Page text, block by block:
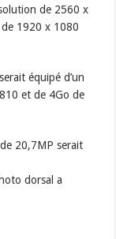
de 2560 x
1920 x 1080
équipé d’un
et de 4Go de
20,7MP serait
dorsal a